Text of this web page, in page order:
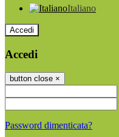
Italiano
Accedi
Accedi
button close ×
Password dimenticata?